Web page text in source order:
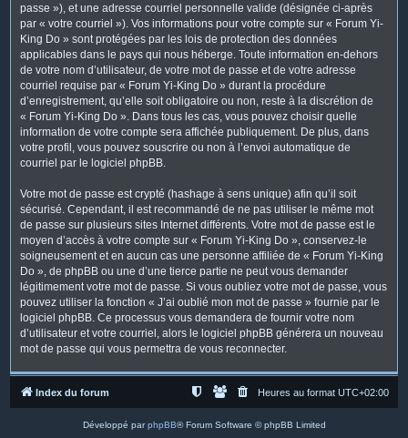
passe »), et une adresse courriel personnelle valide (désignée ci-après
par « votre courriel »). Vos informations pour votre compte sur « Forum Yi-
King Do » sont protégées par les lois de protection des données
applicables dans le pays qui nous héberge. Toute information en-dehors
de votre nom d’utilisateur, de votre mot de passe et de votre adresse
courriel requise par « Forum Yi-King Do » durant la procédure
d’enregistrement, qu’elle soit obligatoire ou non, reste à la discrétion de
« Forum Yi-King Do ». Dans tous les cas, vous pouvez choisir quelle
information de votre compte sera affichée publiquement. De plus, dans
votre profil, vous pouvez souscrire ou non à l’envoi automatique de
courriel par le logiciel phpBB.
Votre mot de passe est crypté (hashage à sens unique) afin qu’il soit
sécurisé. Cependant, il est recommandé de ne pas utiliser le même mot
de passe sur plusieurs sites Internet différents. Votre mot de passe est le
moyen d’accès à votre compte sur « Forum Yi-King Do », conservez-le
soigneusement et en aucun cas une personne affiliée de « Forum Yi-King
Do », de phpBB ou une d’une tierce partie ne peut vous demander
légitimement votre mot de passe. Si vous oubliez votre mot de passe, vous
pouvez utiliser la fonction « J’ai oublié mon mot de passe » fournie par le
logiciel phpBB. Ce processus vous demandera de fournir votre nom
d’utilisateur et votre courriel, alors le logiciel phpBB générera un nouveau
mot de passe qui vous permettra de vous reconnecter.
Index du forum Heures au format UTC+02:00
Développé parphpBB® Forum Software © phpBB Limited